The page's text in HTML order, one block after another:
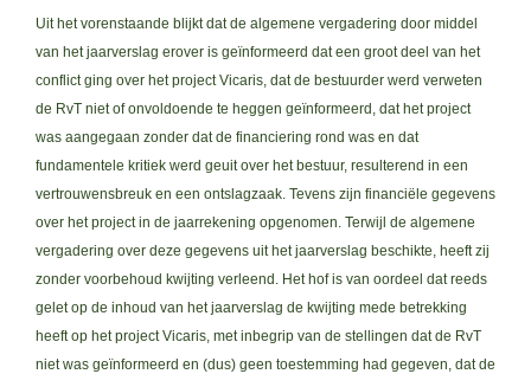
Uit het vorenstaande blijkt dat de algemene vergadering door middel
van het jaarverslag erover is geïnformeerd dat een groot deel van het
conflict ging over het project Vicaris, dat de bestuurder werd verweten
de RvT niet of onvoldoende te heggen geïnformeerd, dat het project
was aangegaan zonder dat de financiering rond was en dat
fundamentele kritiek werd geuit over het bestuur, resulterend in een
vertrouwensbreuk en een ontslagzaak. Tevens zijn financiële gegevens
over het project in de jaarrekening opgenomen. Terwijl de algemene
vergadering over deze gegevens uit het jaarverslag beschikte, heeft zij
zonder voorbehoud kwijting verleend. Het hof is van oordeel dat reeds
gelet op de inhoud van het jaarverslag de kwijting mede betrekking
heeft op het project Vicaris, met inbegrip van de stellingen dat de RvT
niet was geïnformeerd en (dus) geen toestemming had gegeven, dat de